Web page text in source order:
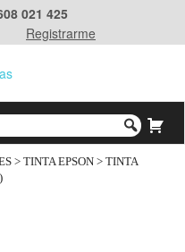
021 425
Registrarme
> TINTA EPSON > TINTA